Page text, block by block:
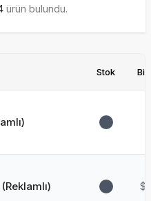
ürün bulundu.
Stok